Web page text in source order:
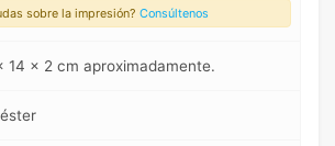
sobre la impresión? Consúltenos
14 x 2 cm aproximadamente.